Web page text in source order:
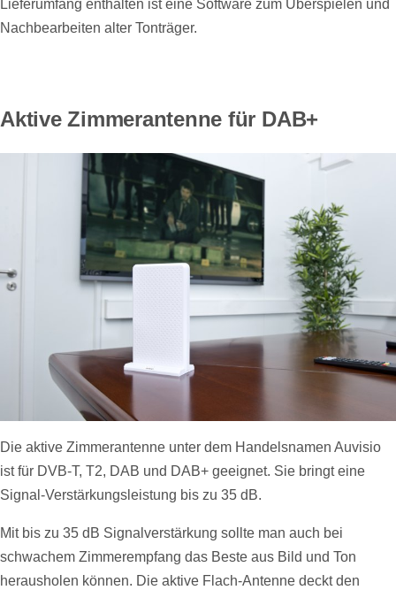
Lieferumfang enthalten ist eine Software zum Überspielen und
Nachbearbeiten alter Tonträger.
Aktive Zimmerantenne für DAB+
Die aktive Zimmerantenne unter dem Handelsnamen Auvisio
ist für DVB-T, T2, DAB und DAB+ geeignet. Sie bringt eine
Signal-Verstärkungsleistung bis zu 35 dB.
Mit bis zu 35 dB Signalverstärkung sollte man auch bei
schwachem Zimmerempfang das Beste aus Bild und Ton
herausholen können. Die aktive Flach-Antenne deckt den